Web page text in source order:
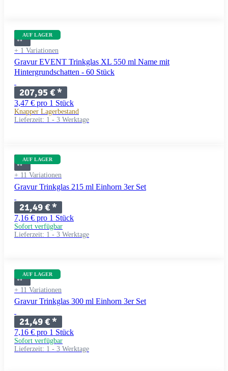
AUF LAGER
+ 1 Variationen
Gravur EVENT Trinkglas XL 550 ml Name mit
Hintergrundschatten - 60 Stück
207,95 €*
3,47 € pro 1 Stück
Knapper Lagerbestand
Lieferzeit: 1 - 3 Werktage
AUF LAGER
+ 11 Variationen
Gravur Trinkglas 215 ml Einhorn 3er Set
21,49 €*
7,16 € pro 1 Stück
Sofort verfügbar
Lieferzeit: 1 - 3 Werktage
AUF LAGER
+ 11 Variationen
Gravur Trinkglas 300 ml Einhorn 3er Set
21,49 €*
7,16 € pro 1 Stück
Sofort verfügbar
Lieferzeit: 1 - 3 Werktage